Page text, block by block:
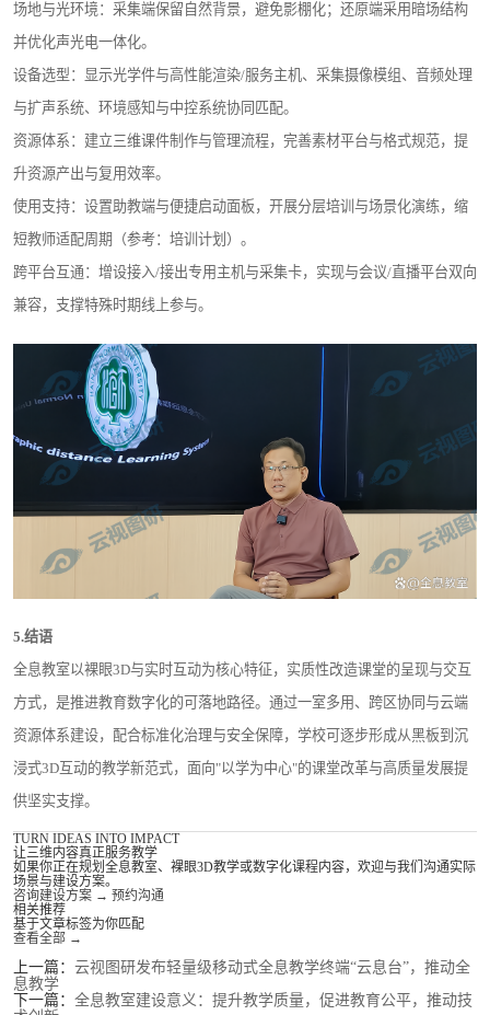
场地与光环境：采集端保留自然背景，避免影棚化；还原端采用暗场结构
并优化声光电一体化。
设备选型：显示光学件与高性能渲染/服务主机、采集摄像模组、音频处理
与扩声系统、环境感知与中控系统协同匹配。
资源体系：建立三维课件制作与管理流程，完善素材平台与格式规范，提
升资源产出与复用效率。
使用支持：设置助教端与便捷启动面板，开展分层培训与场景化演练，缩
短教师适配周期（参考：培训计划）。
跨平台互通：增设接入/接出专用主机与采集卡，实现与会议/直播平台双向
兼容，支撑特殊时期线上参与。
5.结语
全息教室以裸眼3D与实时互动为核心特征，实质性改造课堂的呈现与交互
方式，是推进教育数字化的可落地路径。通过一室多用、跨区协同与云端
资源体系建设，配合标准化治理与安全保障，学校可逐步形成从黑板到沉
浸式3D互动的教学新范式，面向"以学为中心"的课堂改革与高质量发展提
供坚实支撑。
TURN IDEAS INTO IMPACT
让三维内容真正服务教学
如果你正在规划全息教室、裸眼3D教学或数字化课程内容，欢迎与我们沟通实际
场景与建设方案。
咨询建设方案 → 预约沟通
相关推荐
基于文章标签为你匹配
查看全部 →
上一篇： 云视图研发布轻量级移动式全息教学终端“云息台”，推动全
息教学
下一篇： 全息教室建设意义：提升教学质量，促进教育公平，推动技